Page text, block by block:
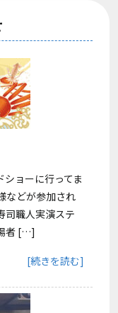
ョーに行ってま
などが参加され
司職人実演ステ
者 […]
[続きを読む]